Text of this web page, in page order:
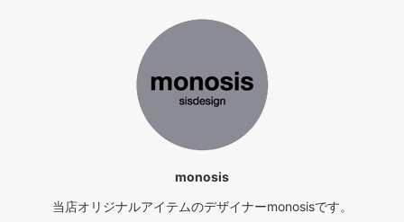
monosis
当店オリジナルアイテムのデザイナーmonosisです。